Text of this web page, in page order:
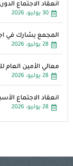
انعقاد الاجتماع
30 يوليو، 2026
المجمع يشارك في
28 يوليو، 2026
معالي الأمين العام
28 يوليو، 2026
انعقاد الاجتماع
28 يوليو، 2026